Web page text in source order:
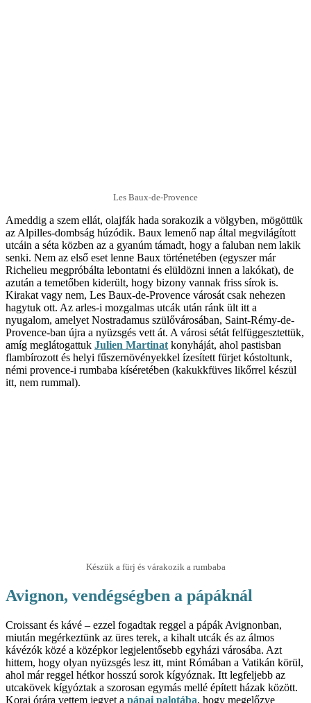
Les Baux-de-Provence
Ameddig a szem ellát, olajfák hada sorakozik a völgyben, mögöttük
az Alpilles-dombság húzódik. Baux lemenő nap által megvilágított
utcáin a séta közben az a gyanúm támadt, hogy a faluban nem lakik
senki. Nem az első eset lenne Baux történetében (egyszer már
Richelieu megpróbálta lebontatni és elüldözni innen a lakókat), de
azután a temetőben kiderült, hogy bizony vannak friss sírok is.
Kirakat vagy nem, Les Baux-de-Provence városát csak nehezen
hagytuk ott. Az arles-i mozgalmas utcák után ránk ült itt a
nyugalom, amelyet Nostradamus szülővárosában, Saint-Rémy-de-
Provence-ban újra a nyüzsgés vett át. A városi sétát felfüggesztettük,
amíg meglátogattuk Julien Martinat konyháját, ahol pastisban
flambírozott és helyi fűszernövényekkel ízesített fürjet kóstoltunk,
némi provence-i rumbaba kíséretében (kakukkfüves likőrrel készül
itt, nem rummal).
Készük a fürj és várakozik a rumbaba
Avignon, vendégségben a pápáknál
Croissant és kávé – ezzel fogadtak reggel a pápák Avignonban,
miután megérkeztünk az üres terek, a kihalt utcák és az álmos
kávézók közé a középkor legjelentősebb egyházi városába. Azt
hittem, hogy olyan nyüzsgés lesz itt, mint Rómában a Vatikán körül,
ahol már reggel hétkor hosszú sorok kígyóznak. Itt legfeljebb az
utcakövek kígyóztak a szorosan egymás mellé épített házak között.
Korai órára vettem jegyet a pápai palotába, hogy megelőzve